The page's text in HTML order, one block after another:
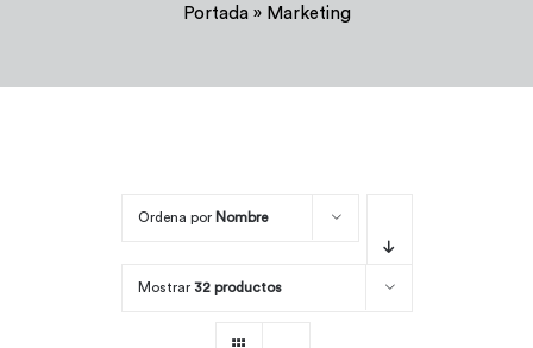
Portada» Marketing
Ordena por Nombre
Mostrar 32 productos